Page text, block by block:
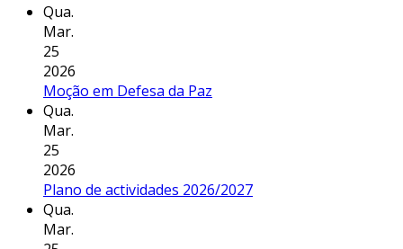
Qua.
Mar.
25
2026
Moção em Defesa da Paz
Qua.
Mar.
25
2026
Plano de actividades 2026/2027
Qua.
Mar.